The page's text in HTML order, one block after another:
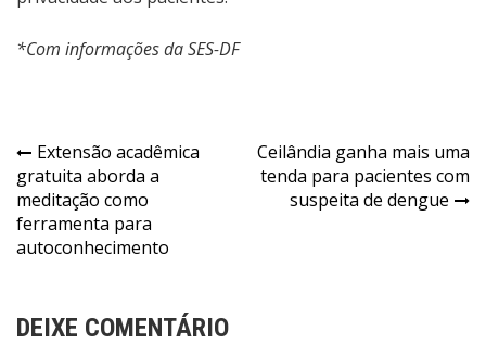
*Com informações da SES-DF
Navegação
de
Post
Extensão acadêmica
gratuita aborda a
meditação como
ferramenta para
autoconhecimento
Ceilândia ganha mais uma
tenda para pacientes com
suspeita de dengue
DEIXE COMENTÁRIO